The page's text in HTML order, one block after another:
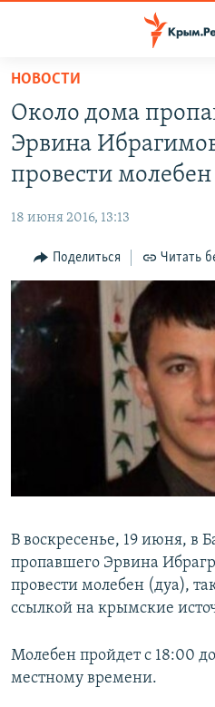
Вернуться
основному
содержанию
Вернутся
главной
Вернутся
СПЕЦПРОЕКТЫ
11 ЛЕТ ОККУПАЦИИ КРЫМА. 11
ВОДА
ЕЩЕ
ИНТЕРАКТИВ
ТЕЛЕПРОЕКТ КРЫМ.РЕАЛИИ
СОВЕТЫ ПРАВОЗАЩИТНИКОВ
ПРОПАВШИЕ БЕЗ ВЕСТИ
ПОБЕДИТЕЛЕЙ НЕ СУДЯТ?
КРЫМ.НЕПОКОРЕННЫЙ
РАДІО СВОБОДА
КАК ОБОЙТИ БЛОКИРОВКУ
Українською
Qırımtatar
ПРИСОЕДИНЯЙТЕСЬ!
Все сайты RFE/RL
НОВОСТИ
Около дома
Эрвина
провести
18 июня 2016, 13:13
Поделиться Читать
В воскресенье, 19 июня, в
пропавшего Эрвина
провести молебен (дуа),
ссылкой на крымские
Молебен пройдет с 18:00
местному времени.